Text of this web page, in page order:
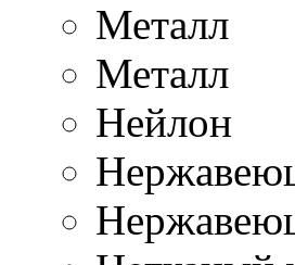
Металл
Металл
Нейлон